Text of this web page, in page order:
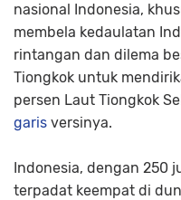
nasional Indonesia,
membela kedaulatan
rintangan dan dilema
Tiongkok untuk
persen Laut Tiongkok
garis versinya.
Indonesia, dengan 250
terpadat keempat di